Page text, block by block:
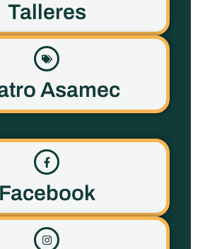
Talleres
Asamec
Facebook